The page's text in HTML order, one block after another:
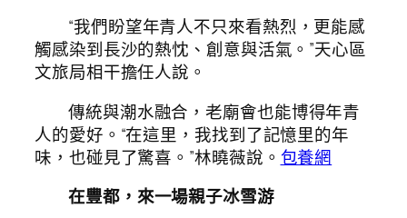
“我們盼望年青人不只來看熱烈，更能感
觸感染到長沙的熱忱、創意與活氣。”天心區
文旅局相干擔任人說。
傳統與潮水融合，老廟會也能博得年青
人的愛好。“在這里，我找到了記憶里的年
味，也碰見了驚喜。”林曉薇說。 包養網
在豐都，來一場親子冰雪游